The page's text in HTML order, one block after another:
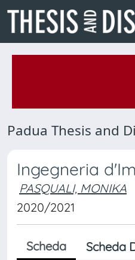
Padua Thesis and
Ingegneria
PASQUALI, MONIKA
2020/2021
Scheda Scheda